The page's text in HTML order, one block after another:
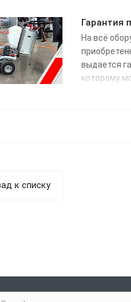
Гарантия
На всё
выдается
которому
к списку